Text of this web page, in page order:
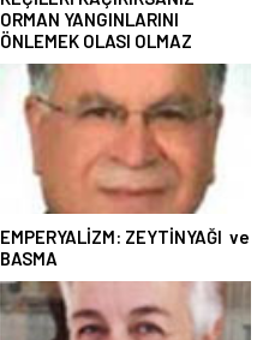
ORMAN YANGINLARINI
ÖNLEMEK OLASI OLMAZ
EMPERYALİZM: ZEYTİNYAĞI ve
BASMA